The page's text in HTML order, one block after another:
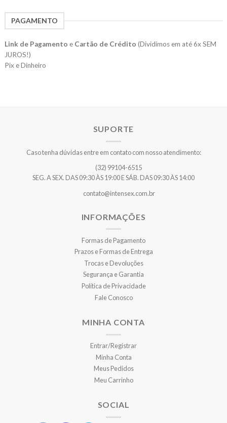
PAGAMENTO
Link de Pagamento e Cartão de Crédito (Dividimos em até 6x SEM
JUROS!)
Pix e Dinheiro
SUPORTE
Caso tenha dúvidas entre em contato com nosso atendimento:
(32) 99104-6515
SEG. A SEX. DAS 09:30 ÀS 19:00 E SÁB. DAS 09:30 ÀS 14:00
contato@intensex.com.br
INFORMAÇÕES
Formas de Pagamento
Prazos e Formas de Entrega
Trocas e Devoluções
Segurança e Garantia
Política de Privacidade
Fale Conosco
MINHA CONTA
Entrar/Registrar
Minha Conta
Meus Pedidos
Meu Carrinho
SOCIAL